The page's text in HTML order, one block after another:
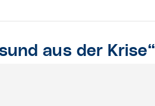
aus der Krise“